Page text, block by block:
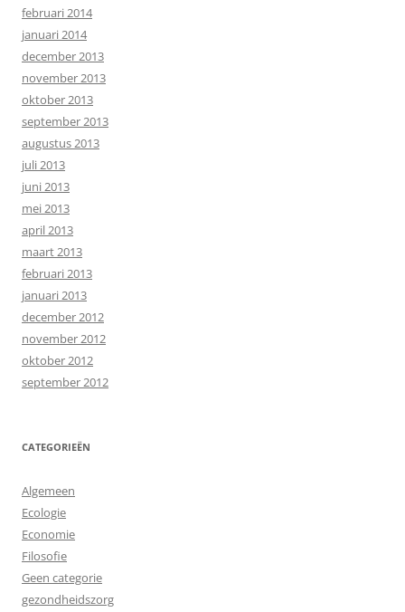
februari 2014
januari 2014
december 2013
november 2013
oktober 2013
september 2013
augustus 2013
juli 2013
juni 2013
mei 2013
april 2013
maart 2013
februari 2013
januari 2013
december 2012
november 2012
oktober 2012
september 2012
CATEGORIEËN
Algemeen
Ecologie
Economie
Filosofie
Geen categorie
gezondheidszorg